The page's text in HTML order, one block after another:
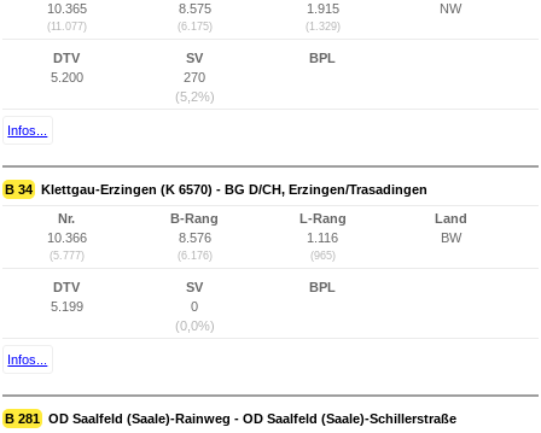
10.365
(11.077)
8.575
(6.175)
1.915
(1.329)
NW
DTV
5.200
SV
270
(5,2%)
BPL
Infos...
B 34 Klettgau-Erzingen (K 6570) - BG D/CH, Erzingen/Trasadingen
Nr.
10.366
(5.777)
B-Rang
8.576
(6.176)
L-Rang
1.116
(965)
Land
BW
DTV
5.199
SV
0
(0,0%)
BPL
Infos...
B 281 OD Saalfeld (Saale)-Rainweg - OD Saalfeld (Saale)-Schillerstraße